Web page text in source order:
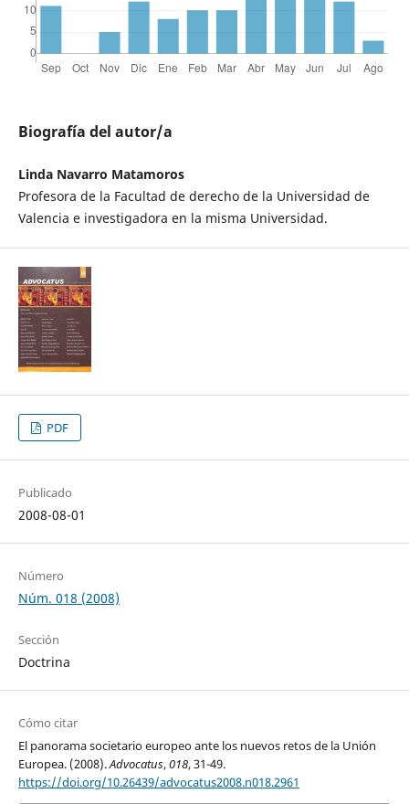
Biografía del autor/a
Linda Navarro Matamoros
Profesora de la Facultad de derecho de la Universidad de
Valencia e investigadora en la misma Universidad.
PDF
Publicado
2008-08-01
Número
Núm. 018 (2008)
Sección
Doctrina
Cómo citar
El panorama societario europeo ante los nuevos retos de la Unión
Europea. (2008).Advocatus,018, 31-49.
https://doi.org/10.26439/advocatus2008.n018.2961